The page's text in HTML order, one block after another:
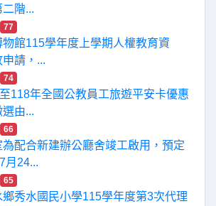
階...
77
物館115學年度上學期人權教育資
請，...
74
118年全國公教員工旅遊平安卡優惠
由...
66
配合新建辦公廳舍竣工啟用，預定
月24...
65
秀水國民小學115學年度第3次代理